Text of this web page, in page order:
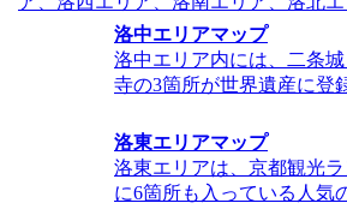
洛中エリアマップ
洛中エリア内には、二条
寺の3箇所が世界遺産に登
洛東エリアマップ
洛東エリアは、京都観光
に6箇所も入っている人気